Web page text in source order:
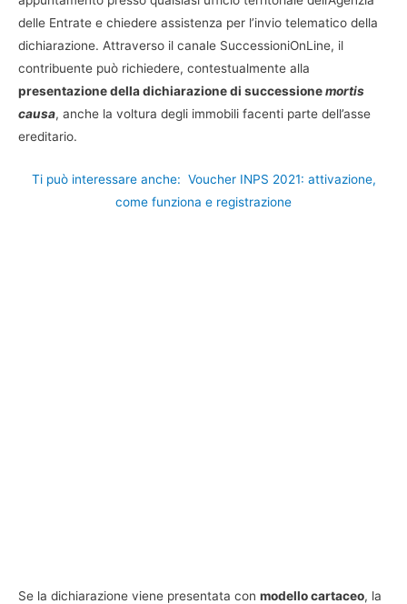
delle Entrate e chiedere assistenza per l’invio telematico della
dichiarazione. Attraverso il canale SuccessioniOnLine, il
contribuente può richiedere, contestualmente alla
presentazione della dichiarazione di successionemortis
causa, anche la voltura degli immobili facenti parte dell’asse
ereditario.
Ti può interessare anche: Voucher INPS 2021: attivazione,
come funziona e registrazione
Se la dichiarazione viene presentata con modello cartaceo, la